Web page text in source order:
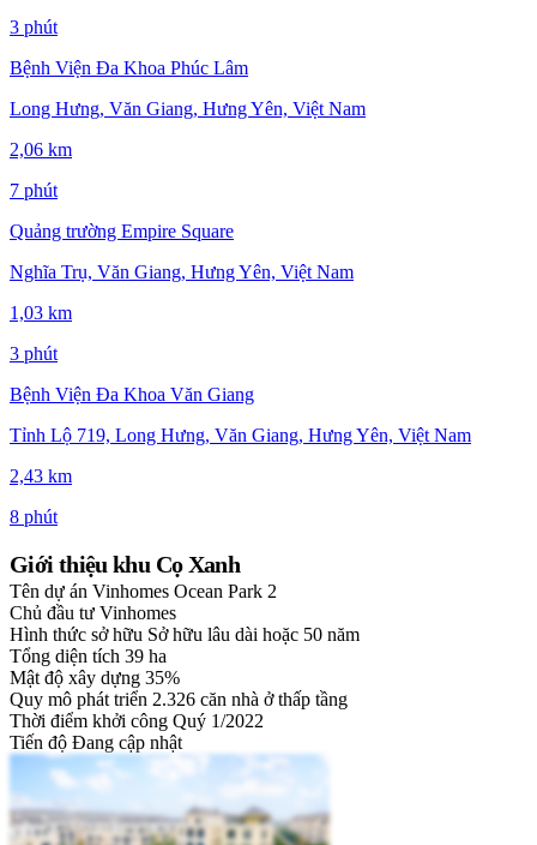
3 phút
Bệnh Viện Đa Khoa Phúc Lâm
Long Hưng, Văn Giang, Hưng Yên, Việt Nam
2,06 km
7 phút
Quảng trường Empire Square
Nghĩa Trụ, Văn Giang, Hưng Yên, Việt Nam
1,03 km
3 phút
Bệnh Viện Đa Khoa Văn Giang
Tỉnh Lộ 719, Long Hưng, Văn Giang, Hưng Yên, Việt Nam
2,43 km
8 phút
Giới thiệu khu Cọ Xanh
Tên dự án Vinhomes Ocean Park 2
Chủ đầu tư Vinhomes
Hình thức sở hữu Sở hữu lâu dài hoặc 50 năm
Tổng diện tích 39 ha
Mật độ xây dựng 35%
Quy mô phát triển 2.326 căn nhà ở thấp tầng
Thời điểm khởi công Quý 1/2022
Tiến độ Đang cập nhật